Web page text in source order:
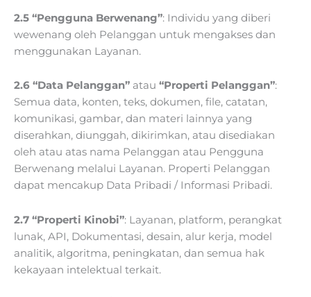
2.5 “Pengguna Berwenang”: Individu yang diberi
wewenang oleh Pelanggan untuk mengakses dan
menggunakan Layanan.
2.6 “Data Pelanggan” atau “Properti Pelanggan”:
Semua data, konten, teks, dokumen, file, catatan,
komunikasi, gambar, dan materi lainnya yang
diserahkan, diunggah, dikirimkan, atau disediakan
oleh atau atas nama Pelanggan atau Pengguna
Berwenang melalui Layanan. Properti Pelanggan
dapat mencakup Data Pribadi / Informasi Pribadi.
2.7 “Properti Kinobi”: Layanan, platform, perangkat
lunak, API, Dokumentasi, desain, alur kerja, model
analitik, algoritma, peningkatan, dan semua hak
kekayaan intelektual terkait.